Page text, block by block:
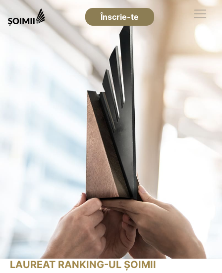
Înscrie-te
LAUREAT RANKING-UL ȘOIMII